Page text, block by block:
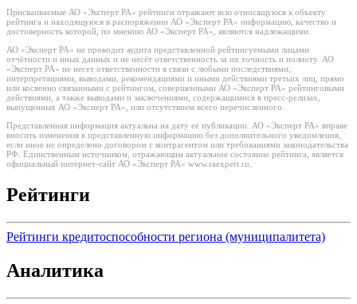
Присваиваемые АО «Эксперт РА» рейтинги отражают всю относящуюся к объекту
рейтинга и находящуюся в распоряжении АО «Эксперт РА» информацию, качество и
достоверность которой, по мнению АО «Эксперт РА», являются надлежащими.
АО «Эксперт РА» не проводит аудита представленной рейтингуемыми лицами
отчётности и иных данных и не несёт ответственность за их точность и полноту. АО
«Эксперт РА» не несет ответственности в связи с любыми последствиями,
интерпретациями, выводами, рекомендациями и иными действиями третьих лиц, прямо
или косвенно связанными с рейтингом, совершенными АО «Эксперт РА» рейтинговыми
действиями, а также выводами и заключениями, содержащимися в пресс-релизах,
выпущенных АО «Эксперт РА», или отсутствием всего перечисленного.
Представленная информация актуальна на дату её публикации. АО «Эксперт РА» вправе
вносить изменения в представленную информацию без дополнительного уведомления,
если иное не определено договором с контрагентом или требованиями законодательства
РФ. Единственным источником, отражающим актуальное состояние рейтинга, является
официальный интернет-сайт АО «Эксперт РА» www.raexpert.ru.
Рейтинги
Рейтинги кредитоспособности региона (муниципалитета)
Аналитика